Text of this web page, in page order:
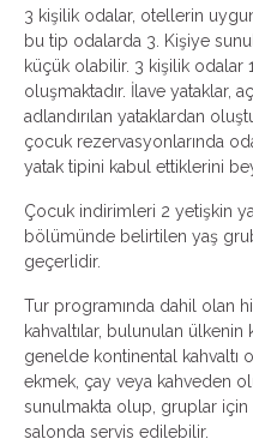
3 kişilik odalar, otellerin
bu tip odalarda 3. Kişiye
küçük olabilir. 3 kişilik odalar
oluşmaktadır. İlave yataklar,
adlandırılan yataklardan
çocuk rezervasyonlarında
yatak tipini kabul ettiklerini
Çocuk indirimleri 2 yetişkin
bölümünde belirtilen yaş
geçerlidir.
Tur programında dahil olan
kahvaltılar, bulunulan
genelde kontinental kahvaltı
ekmek, çay veya kahveden
sunulmakta olup, gruplar için
salonda servis edilebilir.